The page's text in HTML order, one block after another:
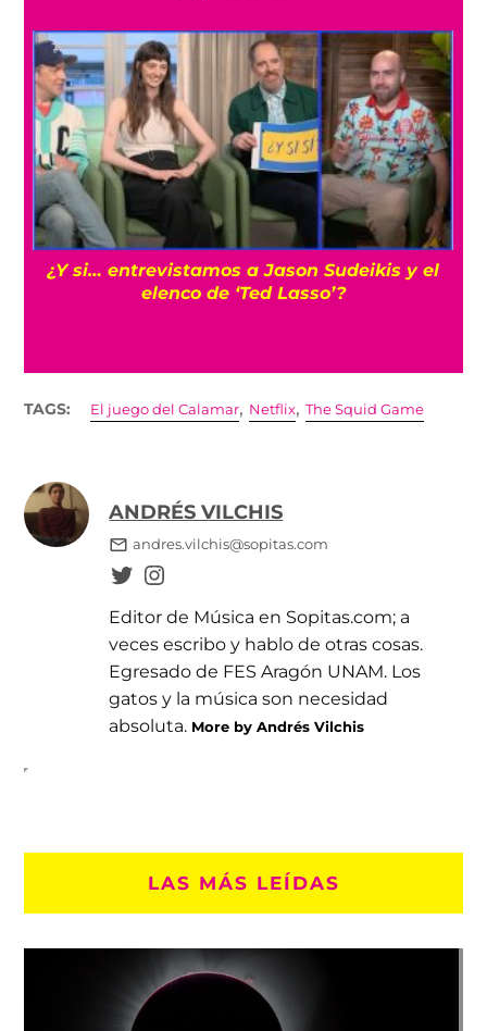
¿Y si… entrevistamos a Jason Sudeikis y el
elenco de ‘Ted Lasso’?
TAGS: El juego del Calamar, Netflix,The Squid Game
ANDRÉS VILCHIS
andres.vilchis@sopitas.com
Editor de Música en Sopitas.com; a
veces escribo y hablo de otras cosas.
Egresado de FES Aragón UNAM. Los
gatos y la música son necesidad
absoluta. More by Andrés Vilchis
LAS MÁS LEÍDAS